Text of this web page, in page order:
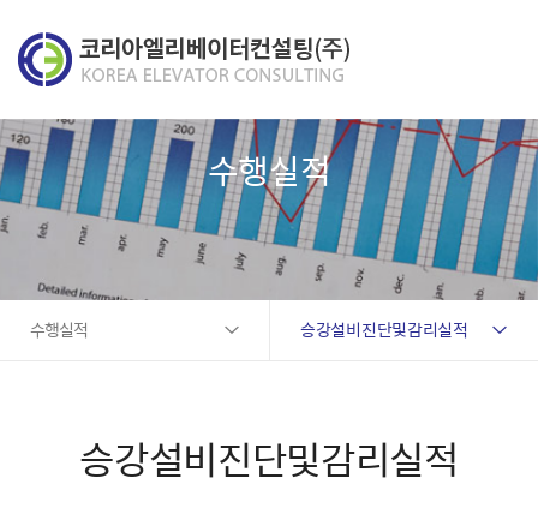
수행실적
수행실적 승강설비진단및감리실적
승강설비진단및감리실적